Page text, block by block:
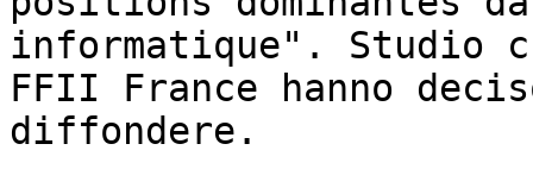
informatique". Studio
FFII France hanno
diffondere.